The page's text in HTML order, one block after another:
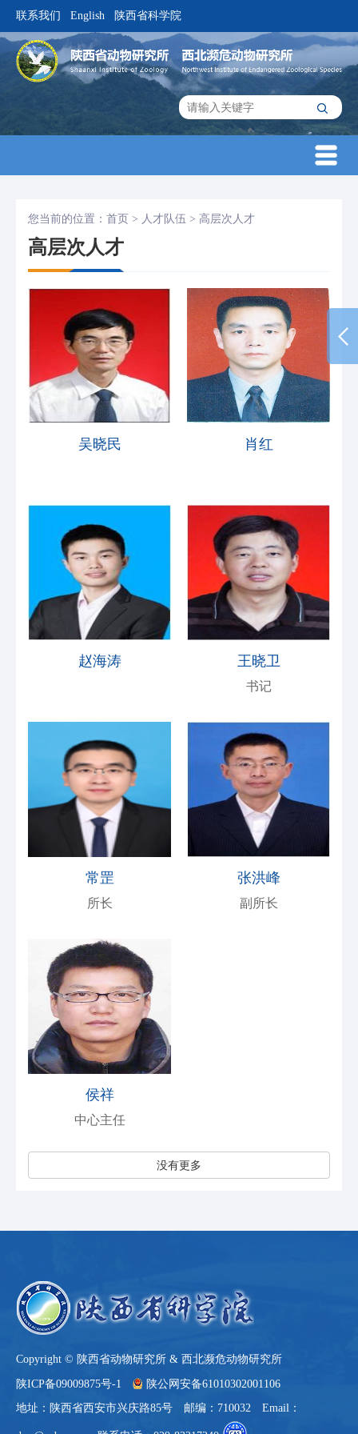
联系我们 English 陕西省科学院
您当前的位置： 首页 > 人才队伍 > 高层次人才
高层次人才
吴晓民 肖红
赵海涛 王晓卫
书记
常罡
所长
张洪峰
副所长
侯祥
中心主任
没有更多
Copyright © 陕西省动物研究所 & 西北濒危动物研究所
陕ICP备09009875号-1
陕公网安备61010302001106
地址：陕西省西安市兴庆路85号 邮编：710032 Email：